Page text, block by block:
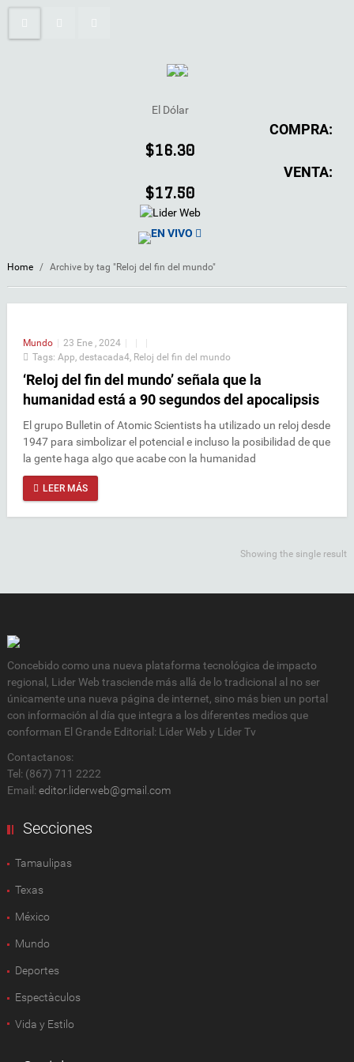
El Dólar
COMPRA:
$16.30
VENTA:
$17.50
EN VIVO
Home / Archive by tag "Reloj del fin del mundo"
Mundo | 23 Ene , 2024 | |
|
Tags: App destacada4 Reloj del fin del mundo
‘Reloj del fin del mundo’ señala que la
humanidad está a 90 segundos del apocalipsis
El grupo Bulletin of Atomic Scientists ha utilizado un reloj desde
1947 para simbolizar el potencial e incluso la posibilidad de que
la gente haga algo que acabe con la humanidad
LEER MÁS
Showing the single result
Concebido como una nueva plataforma tecnológica de impacto
regional, Lider Web trasciende más allá de lo tradicional al no ser
únicamente una nueva página de internet, sino más bien un portal
con información al día que integra a los diferentes medios que
conforman El Grande Editorial: Líder Web y Líder Tv
Contactanos:
Tel: (867) 711 2222
Email: editor.liderweb@gmail.com
Secciones
Tamaulipas
Texas
México
Mundo
Deportes
Espectàculos
Vida y Estilo